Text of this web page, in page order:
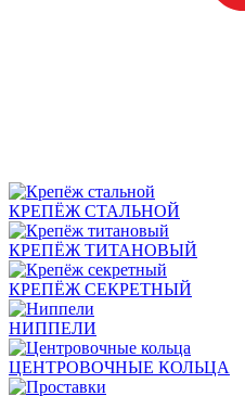
КРЕПЁЖ СТАЛЬНОЙ
КРЕПЁЖ ТИТАНОВЫЙ
КРЕПЁЖ СЕКРЕТНЫЙ
НИППЕЛИ
ЦЕНТРОВОЧНЫЕ КОЛЬЦА